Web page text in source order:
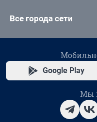
Все города сети
Google Play
Мы